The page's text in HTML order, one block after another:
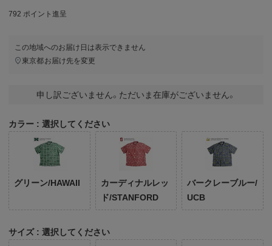
792 ポイント進呈
この地域へのお届け日は表示できません
東京都お届け先を変更
申し訳ございません。ただいま在庫がございません。
カラー 選択してください
グリーン/HAWAII
カーディナルレッ
ド/STANFORD
バークレーブルー/
UCB
サイズ 選択してください